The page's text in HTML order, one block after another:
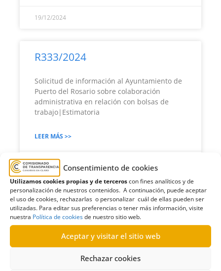
Consentimiento de cookies
Utilizamos cookies propias y de terceroscon fines analíticos y de
personalización de nuestros contenidos. A continuación, puede aceptar
el uso de cookies, rechazarlas o personalizar cuál de ellas pueden ser
utilizadas. Para editar sus preferencias o tener más información, visite
nuestra Política de cookiesde nuestro sitio web.
Aceptar y visitar el sitio web
Rechazar cookies
19/12/2024
R333/2024
Solicitud de información al Ayuntamiento de
Puerto del Rosario sobre colaboración
administrativa en relación con bolsas de
trabajo|Estimatoria
LEER MÁS >>
19/12/2024
R332/2024
Solicitud al Cabildo de La Palma de
documentos de los expertos del Comité
Asesor del Plan Insular de
Emergencias|Terminación